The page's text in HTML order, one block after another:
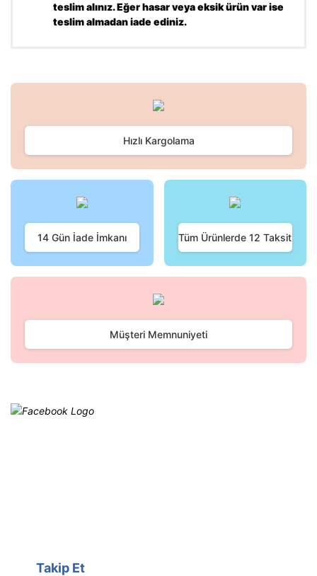
teslim alınız. Eğer hasar veya eksik ürün var ise
teslim almadan iade ediniz.
Bu ürüne ilk yorumu siz yapın!
Yorum Yaz
kullanarak tarafımıza iletebilirsiniz.
Ürün resmi kalitesiz, bozuk veya görüntülenemiyor.
Bu ürüne benzer farklı alternatifler olmalı.
Gönder
Hızlı Kargolama
14 Gün İade İmkanı Tüm Ürünlerde 12 Taksit
Müşteri Memnuniyeti
Takip Et